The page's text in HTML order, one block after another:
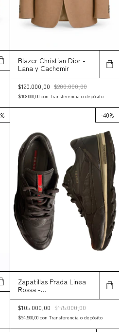
Blazer Christian Dior -
Lana y Cachemir
$120.000,00 $200.000,00
$108.000,00 con Transferencia o depósito
% -40%
Zapatillas Prada Linea
Rossa -
Reacondicionadas
$105.000,00 $175.000,00
$94.500,00 con Transferencia o depósito